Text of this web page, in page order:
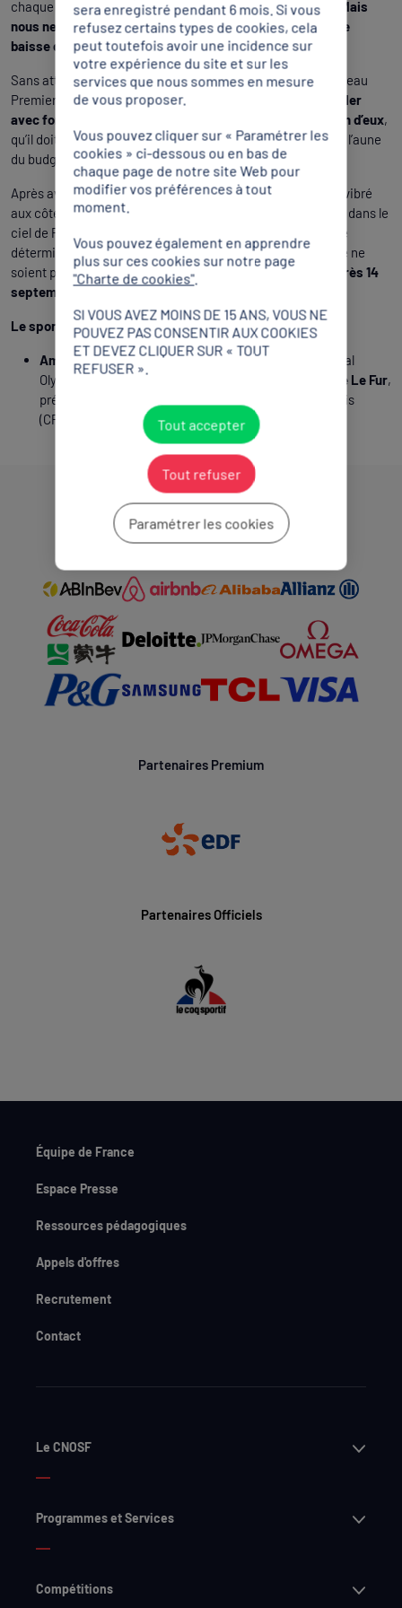
chaque secteur doit prendre sa part, nous ferons la nôtre.
Mais
nous ne pouvons pas accepter que le sport supporte une
baisse démesurée de ses moyens.
Sans attendre la composition du gouvernement par le nouveau
Premier ministre, Sébastien Lecornu,
nous voulons rappeler
avec force aux décideurs politiques que le sport a besoin d’eux,
qu’il doit être soutenu et que nous jugerons de ce soutien à l’aune
du budget 2026.
Après avoir célébré le sport, mis à l’honneur les bénévoles, vibré
aux côtés de nos athlètes, après l’ultime levée de la Vasque dans le
ciel de Paris,
Notre
détermination est absolue pour que ces lendemains de fête ne
soient pas des lendemains qui déchantent et pour que
l’après 14
septembre ne se transforme pas en dé-fête du Sport.
Le sport rassemble, soutenons-le !
Amélie Oudéa-Castéra, présidente du Comité National
Olympique et Sportif Français (CNOSF),
Marie-Amélie Le Fur,
présidente du Comité Paralympique et Sportif Français
(CPSF).*
Partenaires Premium
Partenaires Officiels
Équipe de France
Espace Presse
Ressources pédagogiques
Appels d'offres
Recrutement
Contact
Le CNOSF
Programmes et Services
Compétitions
sera enregistré pendant 6 mois. Si vous
refusez certains types de cookies, cela
peut toutefois avoir une incidence sur
votre expérience du site et sur les
services que nous sommes en mesure
de vous proposer.
Vous pouvez cliquer sur « Paramétrer les
cookies » ci-dessous ou en bas de
chaque page de notre site Web pour
modifier vos préférences à tout
moment.
Vous pouvez également en apprendre
plus sur ces cookies sur notre page
"Charte de cookies".
SI VOUS AVEZ MOINS DE 15 ANS, VOUS NE
POUVEZ PAS CONSENTIR AUX COOKIES
ET DEVEZ CLIQUER SUR « TOUT
REFUSER ».
Tout accepter
Tout refuser
Paramétrer les cookies